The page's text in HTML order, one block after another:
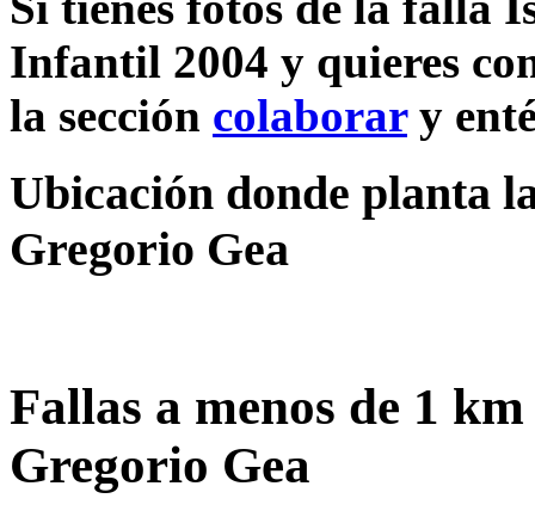
Infantil 2004 y quieres
la sección colaborary
Ubicación donde planta
Gregorio Gea
Fallas a menos de 1
Gregorio Gea